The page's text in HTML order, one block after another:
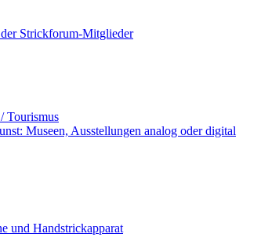
Strickforum-Mitglieder
Tourismus
Museen, Ausstellungen analog oder digital
und Handstrickapparat